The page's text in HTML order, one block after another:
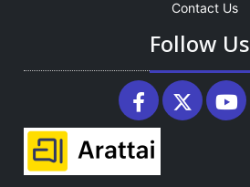
Contact Us
Follow Us